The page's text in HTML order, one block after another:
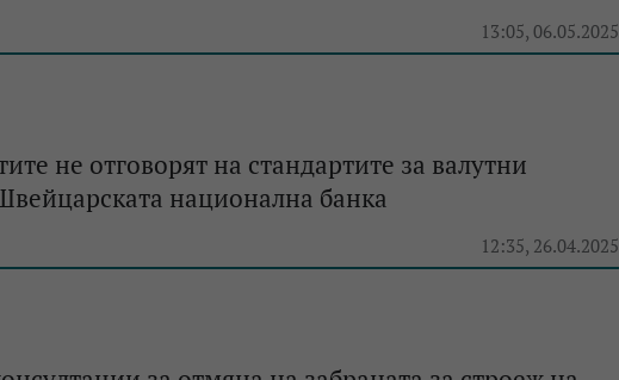
13:05, 06.05.2025
не отговорят на стандартите за валутни
национална банка
12:35, 26.04.2025